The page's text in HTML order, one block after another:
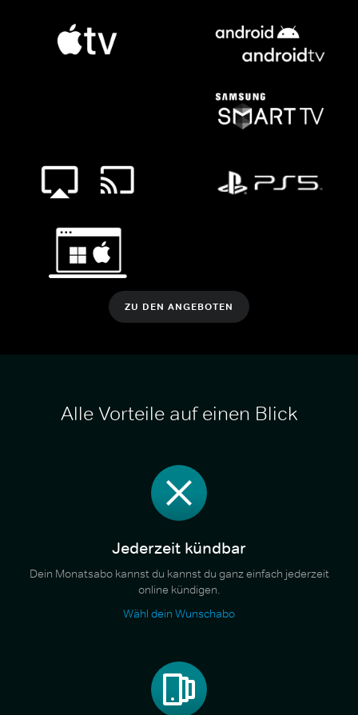
ZU DEN ANGEBOTEN
Alle Vorteile auf einen Blick
Jederzeit kündbar
Dein Monatsabo kannst du kannst du ganz einfach jederzeit
online kündigen.
Wähl dein Wunschabo